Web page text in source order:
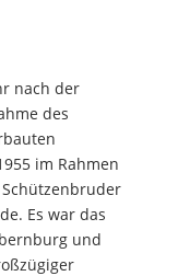
nach der
des
im Rahmen
Es war das
und